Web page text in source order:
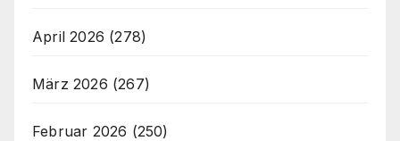
April 2026 (278)
März 2026 (267)
Februar 2026 (250)